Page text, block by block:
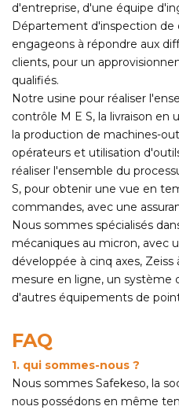
d'entreprise, d'une équipe
Département d'inspection de
engageons à répondre aux
clients, pour un
qualifiés.
Notre usine pour réaliser
contrôle M E S, la livraison en
la production de machines-
opérateurs et utilisation
réaliser l'ensemble du
S, pour obtenir une vue en
commandes, avec une
Nous sommes spécialisés
mécaniques au micron, avec
développée à cinq axes,
mesure en ligne, un
d'autres équipements de
FAQ
1. qui sommes-nous ?
Nous sommes Safekeso, la
nous possédons en même